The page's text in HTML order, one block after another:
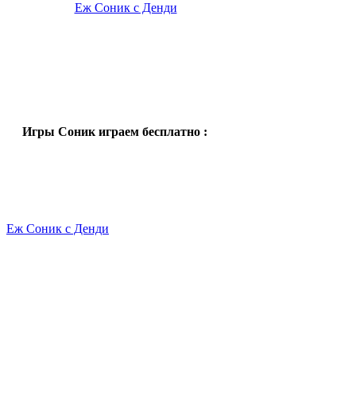
Еж Соник с Денди
Игры Соник играем бесплатно :
Еж Соник с Денди